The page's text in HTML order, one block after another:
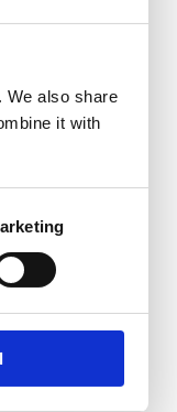
We also share
it with